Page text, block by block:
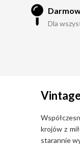
Dla kogo i
doskonale
do denimu,
charakterem.
Dla
krojów z
starannie